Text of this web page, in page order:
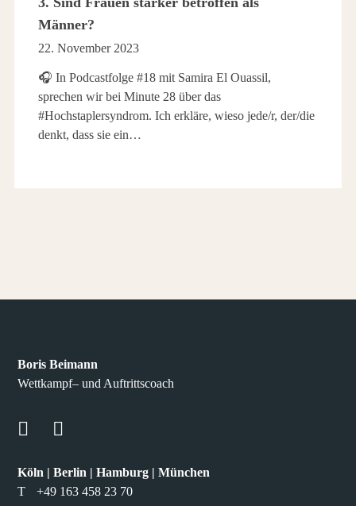
Männer?
22. November 2023
🎧 In Podcastfolge #18 mit Samira El Ouassil,
sprechen wir bei Minute 28 über das
#Hochstaplersyndrom. Ich erkläre, wieso jede/r, der/die
denkt, dass sie ein…
Boris Beimann
Wettkampf– und Auftrittscoach
Köln | Berlin | Hamburg | München
T
+49 163 458 23 70